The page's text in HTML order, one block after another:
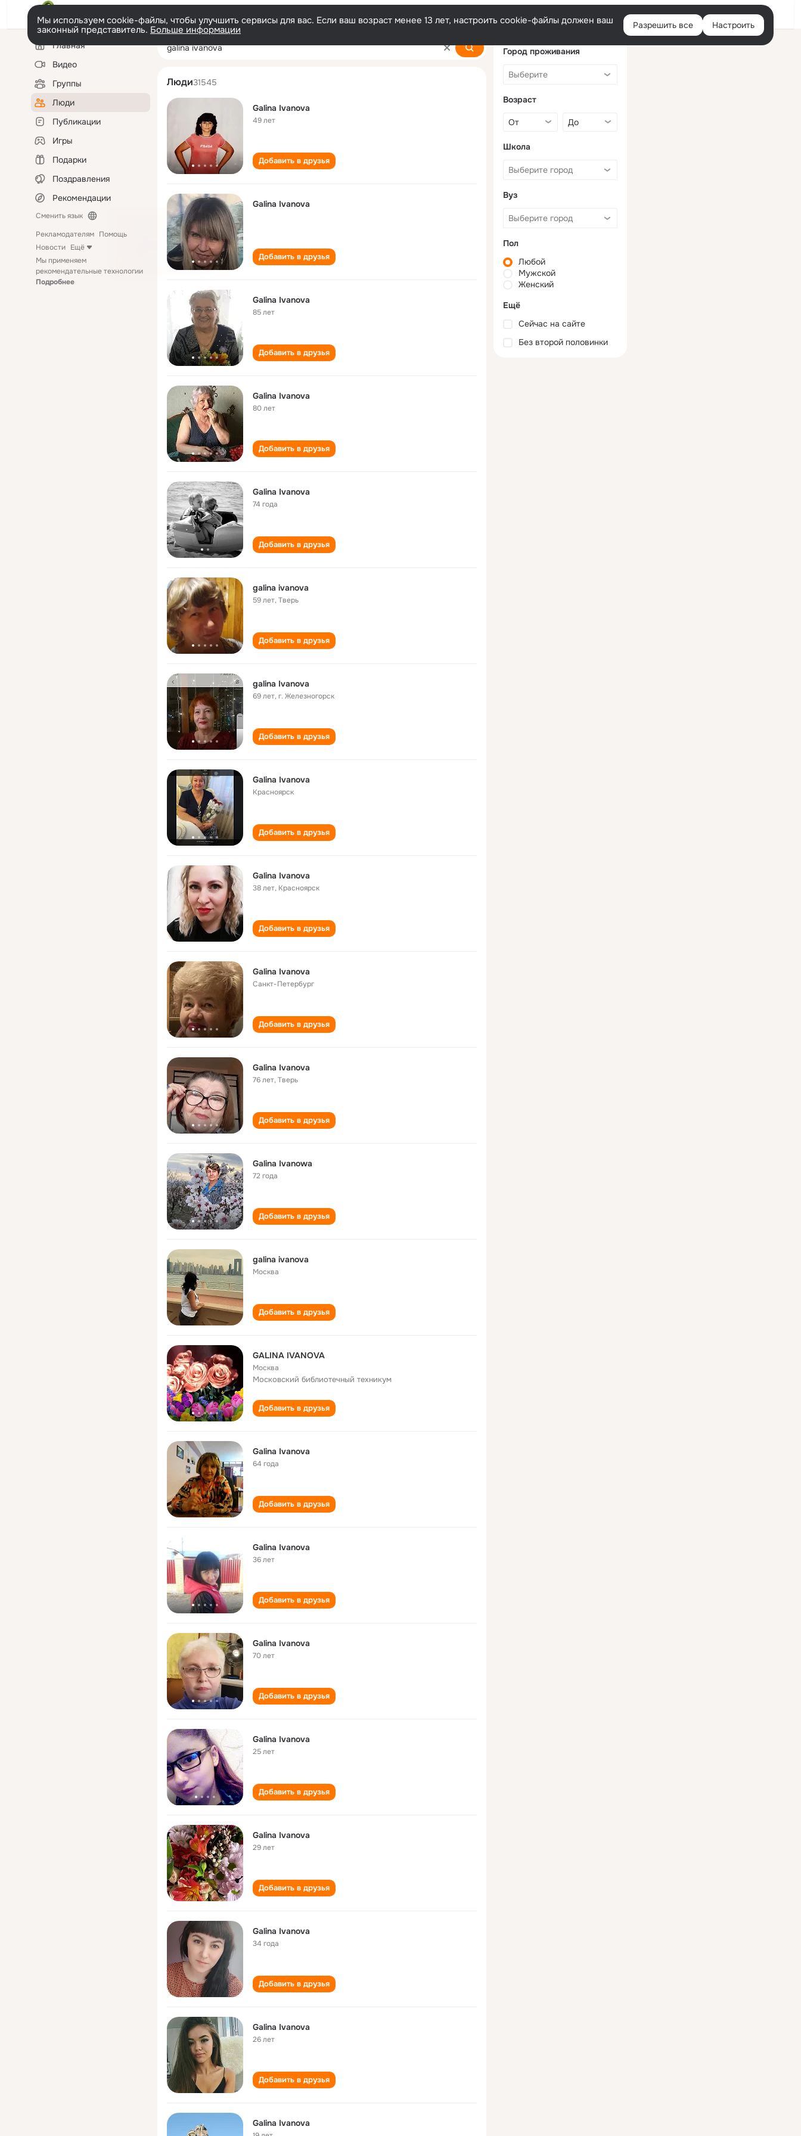
Войти
Мы используем cookie-файлы, чтобы улучшить сервисы для вас. Если ваш возраст менее 13 лет, настроить cookie-файлы должен ваш
законный представитель. Больше информации Разрешить все Настроить
Левая
колонкаГлавная
Видео
Группы
Люди
Публикации
Игры
Подарки
Поздравления
Рекомендации
Сменить язык
Рекламодателям Помощь
Новости Ещё
Мы применяем
рекомендательные технологии
Подробнее
galina ivanova
Люди31545
Galina Ivanova
49 лет
Добавить в друзья
Galina Ivanova
Добавить в друзья
Galina Ivanova
85 лет
Добавить в друзья
Galina Ivanova
80 лет
Добавить в друзья
Galina Ivanova
74 года
Добавить в друзья
galina ivanova
59 лет,Тверь
Добавить в друзья
galina Ivanova
69 лет,г. Железногорск
Добавить в друзья
Galina Ivanova
Красноярск
Добавить в друзья
Galina Ivanova
38 лет, Красноярск
Добавить в друзья
Galina Ivanova
Санкт-Петербург
Добавить в друзья
Galina Ivanova
76 лет,Тверь
Добавить в друзья
Galina Ivanowa
72 года
Добавить в друзья
galina ivanova
Москва
Добавить в друзья
GALINA IVANOVA
Москва
Московский библиотечный техникум
Добавить в друзья
Galina Ivanova
64 года
Добавить в друзья
Galina Ivanova
36 лет
Добавить в друзья
Galina Ivanova
70 лет
Добавить в друзья
Galina Ivanova
25 лет
Добавить в друзья
Galina Ivanova
29 лет
Добавить в друзья
Galina Ivanova
34 года
Добавить в друзья
Galina Ivanova
26 лет
Добавить в друзья
Galina Ivanova
Город проживания
Возраст
Школа
Вуз
Пол
Любой
Мужской
Женский
Ещё
Сейчас на сайте
Без второй половинки